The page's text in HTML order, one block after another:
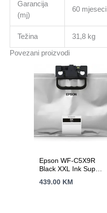
Garancija
(mj)
60 mjeseci
Težina 31,8 kg
Povezani proizvodi
Epson WF-C5X9R
Black XXL Ink Supply
439.00 KM